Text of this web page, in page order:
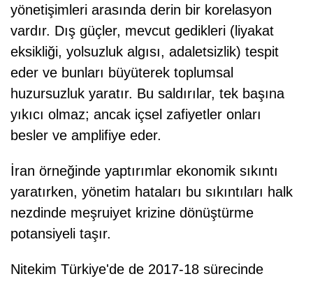
yönetişimleri arasında derin bir korelasyon
vardır. Dış güçler, mevcut gedikleri (liyakat
eksikliği, yolsuzluk algısı, adaletsizlik) tespit
eder ve bunları büyüterek toplumsal
huzursuzluk yaratır. Bu saldırılar, tek başına
yıkıcı olmaz; ancak içsel zafiyetler onları
besler ve amplifiye eder.
İran örneğinde yaptırımlar ekonomik sıkıntı
yaratırken, yönetim hataları bu sıkıntıları halk
nezdinde meşruiyet krizine dönüştürme
potansiyeli taşır.
Nitekim Türkiye'de de 2017-18 sürecinde